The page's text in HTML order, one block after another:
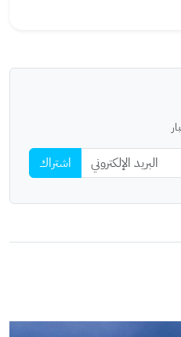
اشتراك